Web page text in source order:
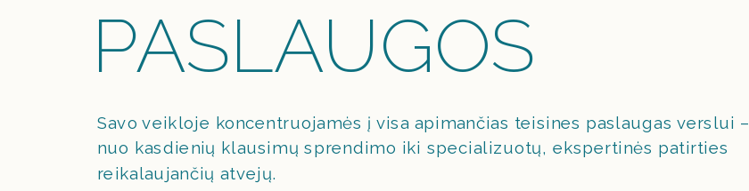
PASLAUGOS
Savo veikloje koncentruojamės į visa apimančias teisines paslaugas verslui –
nuo kasdienių klausimų sprendimo iki specializuotų, ekspertinės patirties
reikalaujančių atvejų.